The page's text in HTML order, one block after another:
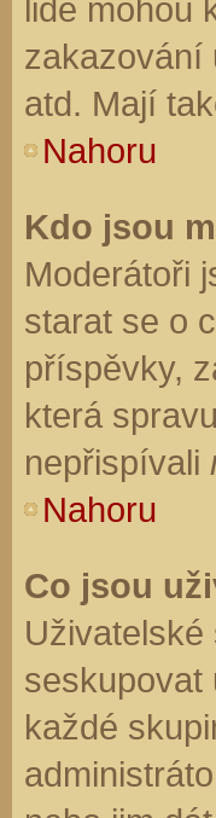
lidé mohou
zakazování
atd. Mají
Nahoru
Kdo jsou
Moderátoři
starat se o
příspěvky,
která
nepřispívali
Nahoru
Co jsou
seskupovat
každé